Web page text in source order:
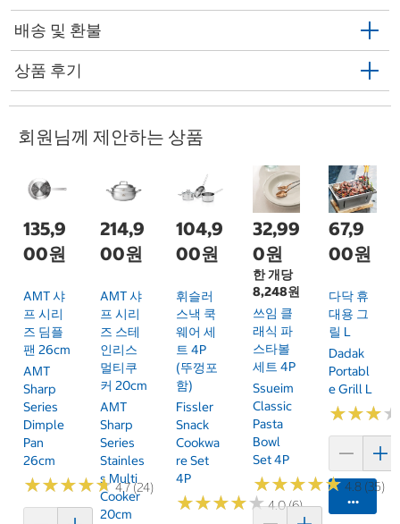
배송 및 환불
상품 후기
회원님께 제안하는 상품
135,9
00원
AMT 샤
프 시리
즈 딤플
팬 26cm
AMT
Sharp
Series
Dimple
Pan
26cm
★★★★★
★★★★★4.7 (24)
214,9
00원
AMT 샤
프 시리
즈 스테
인리스
멀티쿠
커 20cm
AMT
Sharp
Series
Stainles
S Multi
Cooker
20cm
104,9
00원
휘슬러
스낵 쿡
웨어 세
트 4P
(뚜껑포
함)
Fissler
Snack
Cookwa
Re Set
4P
★★★★★
★★★★★4.0 (6)
32,99
0원
한 개당
8,248원
쓰임 클
래식 파
스타볼
세트 4P
Ssueim
Classic
Pasta
Bowl
Set 4P
★★★★★
★★★★★4.8 (35)
67,9
00원
다닥 휴
대용 그
릴 L
Dadak
Portabl
E Grill L
★★★
★★★
카트에